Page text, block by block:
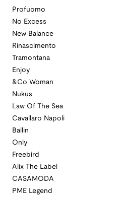
Profuomo
No Excess
New Balance
Rinascimento
Tramontana
Enjoy
&Co Woman
Nukus
Law Of The Sea
Cavallaro Napoli
Ballin
Only
Freebird
Alix The Label
CASAMODA
PME Legend